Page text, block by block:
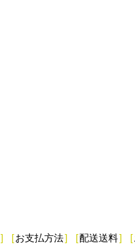
] [お支払方法] [配送送料] [